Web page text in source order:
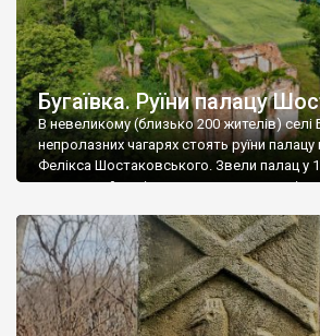
Бугаївка. Руїни палацу
В невеликому (близько 200 жителів) селі
непролазних чагарях стоять руїни
Фелікса Шостаковського. Звели палац у
радянський період у ньому спочатку
століття тут розмістили туберкульозну
палацу виїхала лікарня – ми точно не […]